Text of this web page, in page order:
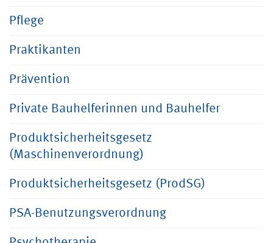
Pflege
Praktikanten
Prävention
Private Bauhelferinnen und Bauhelfer
Produktsicherheitsgesetz
(Maschinenverordnung)
Produktsicherheitsgesetz (ProdSG)
PSA-Benutzungsverordnung